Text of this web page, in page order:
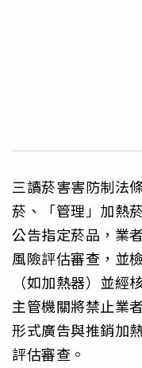
三讀菸害害防制法
菸、「管理」加熱
公告指定菸品，業
風險評估審查，並
（如加熱器）並經
主管機關將禁止業
形式廣告與推銷加
評估審查。